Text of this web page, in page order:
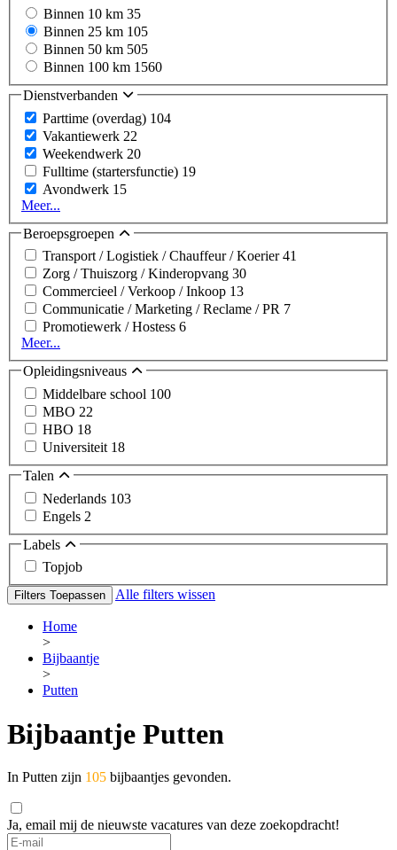
Binnen 10 km 35
Binnen 25 km 105
Binnen 50 km 505
Binnen 100 km 1560
Dienstverbanden
Parttime (overdag) 104
Vakantiewerk 22
Weekendwerk 20
Fulltime (startersfunctie) 19
Avondwerk 15
Meer...
Beroepsgroepen
Transport / Logistiek / Chauffeur / Koerier41
Zorg / Thuiszorg / Kinderopvang 30
Commercieel / Verkoop / Inkoop 13
Communicatie / Marketing / Reclame / PR 7
Promotiewerk / Hostess 6
Meer...
Opleidingsniveaus
Middelbare school 100
MBO 22
HBO 18
Universiteit 18
Talen
Nederlands 103
Engels 2
Labels
Topjob
Filters Toepassen Alle filters wissen
Home
>
Bijbaantje
>
Putten
Bijbaantje Putten
In Putten zijn 105 bijbaantjes gevonden.
Ja, email mij de nieuwste vacatures van deze zoekopdracht!